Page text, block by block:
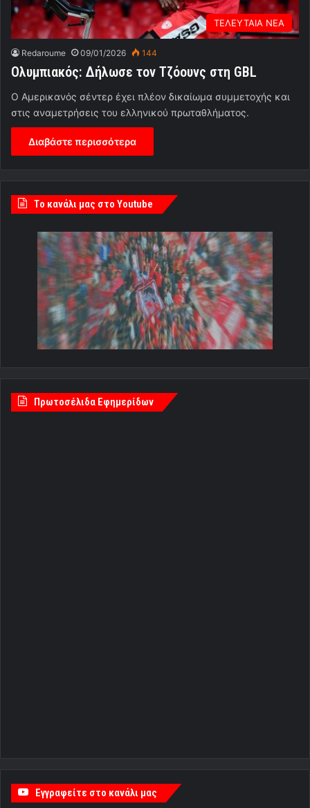
ΤΕΛΕΥΤΑΙΑ ΝΕΑ
Redaroume 09/01/2026 144
Ολυμπιακός: Δήλωσε τον Τζόουνς στη GBL
Ο Αμερικανός σέντερ έχει πλέον δικαίωμα συμμετοχής και
στις αναμετρήσεις του ελληνικού πρωταθλήματος.
Διαβάστε περισσότερα
Tο κανάλι μας στο Youtube
Πρωτοσέλιδα Εφημερίδων
Εγγραφείτε στο κανάλι μας